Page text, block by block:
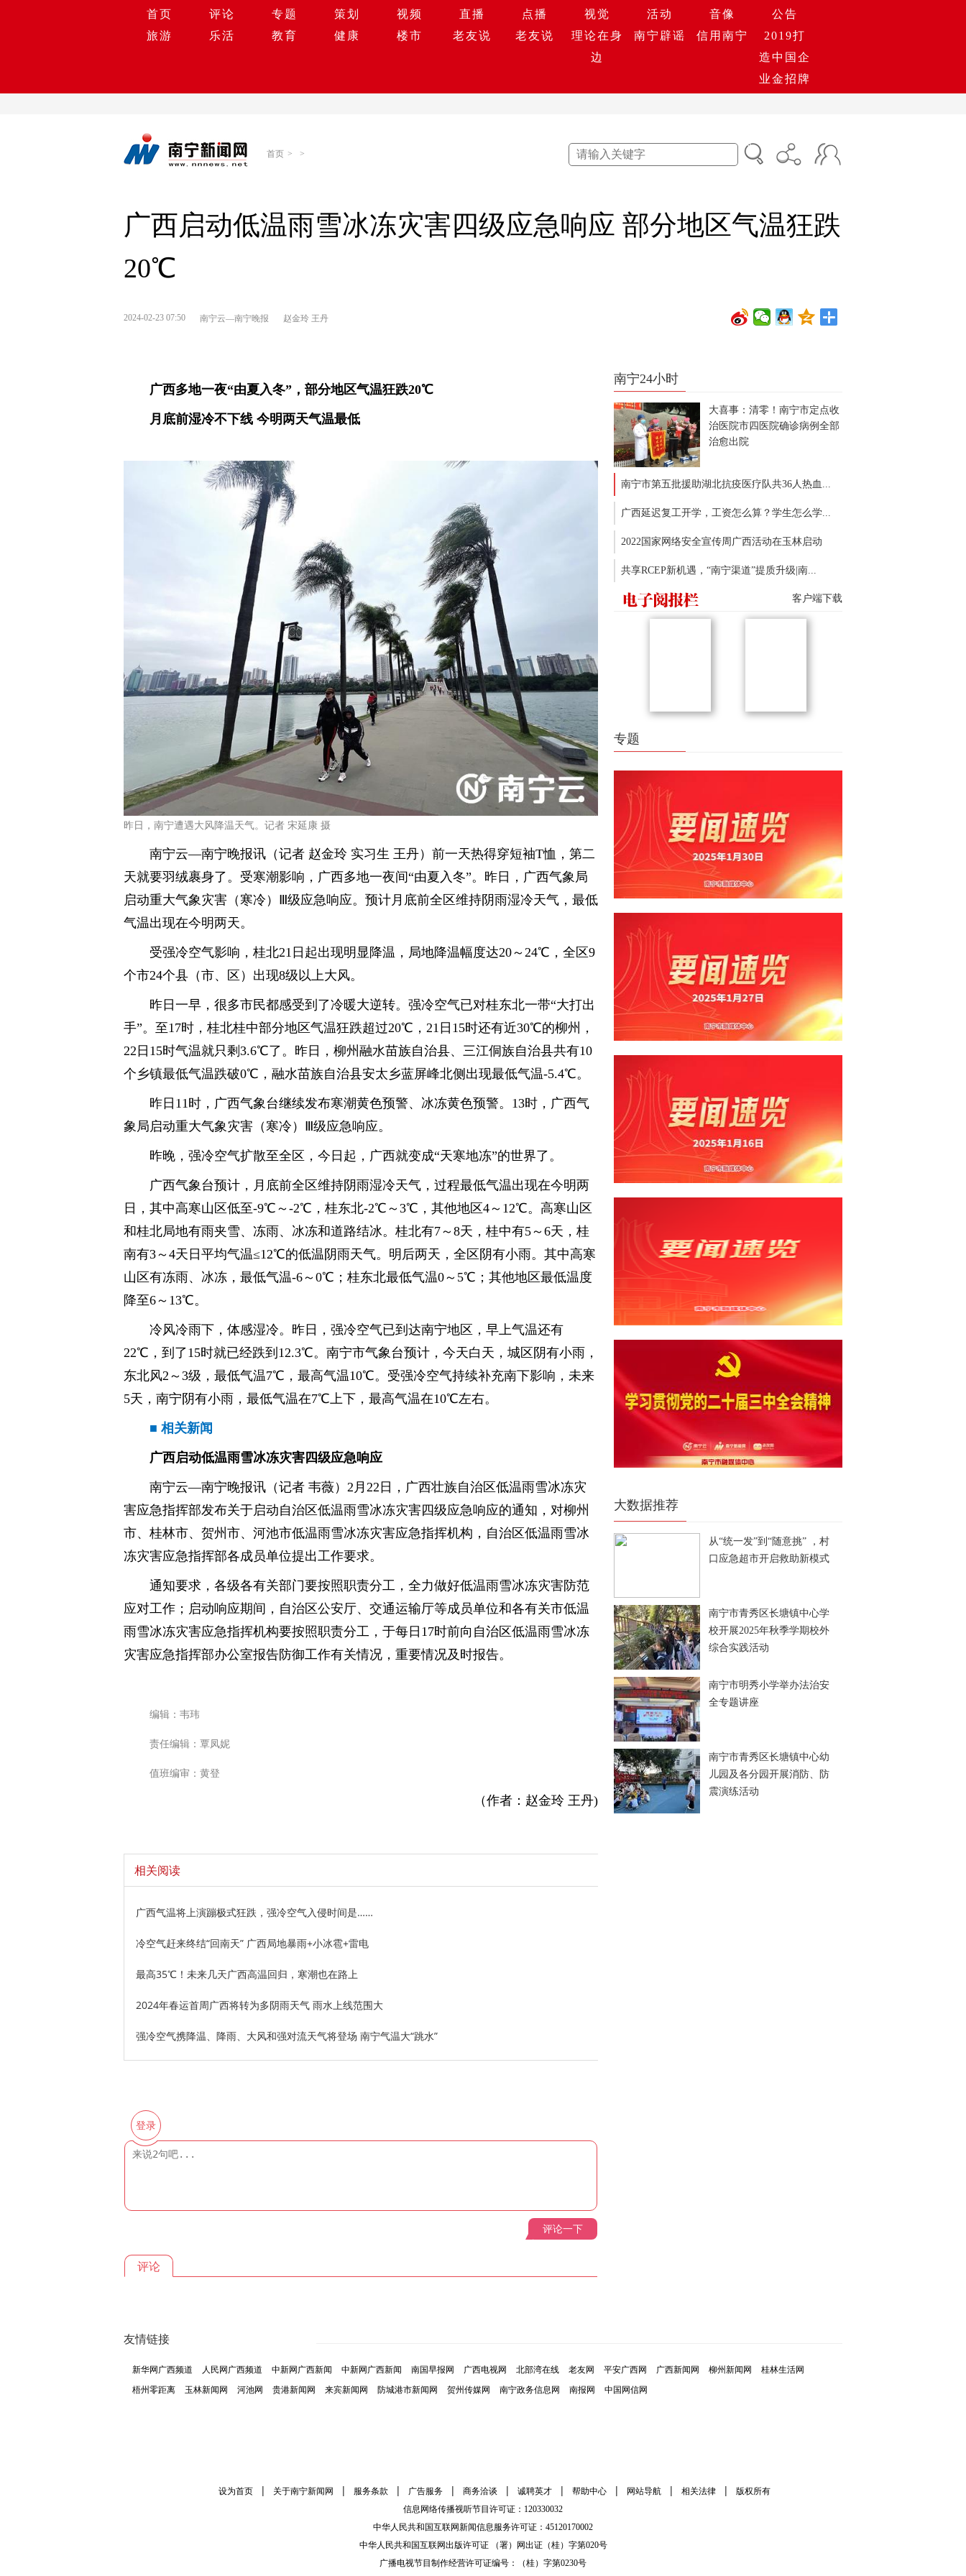
首页 评论 专题 策划 视频 直播 点播 视觉 活动 音像
公告
旅游
乐活 教育 健康 楼市 老友说 老友说
理论在身
边
南宁辟谣 信用南宁
2019打
造中国企
业金招牌
首页 > >
广西启动低温雨雪冰冻灾害四级应急响应 部分地区气温狂跌
20℃
2024-02-23 07:50 南宁云—南宁晚报 赵金玲 王丹
广西多地一夜“由夏入冬”，部分地区气温狂跌20℃
月底前湿冷不下线 今明两天气温最低
昨日，南宁遭遇大风降温天气。记者 宋延康 摄
南宁云—南宁晚报讯（记者 赵金玲 实习生 王丹）前一天热得穿短袖T恤，第二
天就要羽绒裹身了。受寒潮影响，广西多地一夜间“由夏入冬”。昨日，广西气象局
启动重大气象灾害（寒冷）Ⅲ级应急响应。预计月底前全区维持阴雨湿冷天气，最低
气温出现在今明两天。
受强冷空气影响，桂北21日起出现明显降温，局地降温幅度达20～24℃，全区9
个市24个县（市、区）出现8级以上大风。
昨日一早，很多市民都感受到了冷暖大逆转。强冷空气已对桂东北一带“大打出
手”。至17时，桂北桂中部分地区气温狂跌超过20℃，21日15时还有近30℃的柳州，
22日15时气温就只剩3.6℃了。昨日，柳州融水苗族自治县、三江侗族自治县共有10
个乡镇最低气温跌破0℃，融水苗族自治县安太乡蓝屏峰北侧出现最低气温-5.4℃。
昨日11时，广西气象台继续发布寒潮黄色预警、冰冻黄色预警。13时，广西气
象局启动重大气象灾害（寒冷）Ⅲ级应急响应。
昨晚，强冷空气扩散至全区，今日起，广西就变成“天寒地冻”的世界了。
广西气象台预计，月底前全区维持阴雨湿冷天气，过程最低气温出现在今明两
日，其中高寒山区低至-9℃～-2℃，桂东北-2℃～3℃，其他地区4～12℃。高寒山区
和桂北局地有雨夹雪、冻雨、冰冻和道路结冰。桂北有7～8天，桂中有5～6天，桂
南有3～4天日平均气温≤12℃的低温阴雨天气。明后两天，全区阴有小雨。其中高寒
山区有冻雨、冰冻，最低气温-6～0℃；桂东北最低气温0～5℃；其他地区最低温度
降至6～13℃。
冷风冷雨下，体感湿冷。昨日，强冷空气已到达南宁地区，早上气温还有
22℃，到了15时就已经跌到12.3℃。南宁市气象台预计，今天白天，城区阴有小雨，
东北风2～3级，最低气温7℃，最高气温10℃。受强冷空气持续补充南下影响，未来
5天，南宁阴有小雨，最低气温在7℃上下，最高气温在10℃左右。
■ 相关新闻
广西启动低温雨雪冰冻灾害四级应急响应
南宁云—南宁晚报讯（记者 韦薇）2月22日，广西壮族自治区低温雨雪冰冻灾
害应急指挥部发布关于启动自治区低温雨雪冰冻灾害四级应急响应的通知，对柳州
市、桂林市、贺州市、河池市低温雨雪冰冻灾害应急指挥机构，自治区低温雨雪冰
冻灾害应急指挥部各成员单位提出工作要求。
通知要求，各级各有关部门要按照职责分工，全力做好低温雨雪冰冻灾害防范
应对工作；启动响应期间，自治区公安厅、交通运输厅等成员单位和各有关市低温
雨雪冰冻灾害应急指挥机构要按照职责分工，于每日17时前向自治区低温雨雪冰冻
灾害应急指挥部办公室报告防御工作有关情况，重要情况及时报告。
编辑：韦玮
责任编辑：覃凤妮
值班编审：黄登
（作者：赵金玲 王丹)
相关阅读
广西气温将上演蹦极式狂跌，强冷空气入侵时间是……
冷空气赶来终结“回南天” 广西局地暴雨+小冰雹+雷电
最高35℃！未来几天广西高温回归，寒潮也在路上
2024年春运首周广西将转为多阴雨天气 雨水上线范围大
强冷空气携降温、降雨、大风和强对流天气将登场 南宁气温大“跳水”
登录
评论一下
评论
南宁24小时
大喜事：清零！南宁市定点收
治医院市四医院确诊病例全部
治愈出院
南宁市第五批援助湖北抗疫医疗队共36人热血...
广西延迟复工开学，工资怎么算？学生怎么学...
2022国家网络安全宣传周广西活动在玉林启动
共享RCEP新机遇，“南宁渠道”提质升级|南...
客户端下载
专题
大数据推荐
从“统一发”到“随意挑” ，村
口应急超市开启救助新模式
南宁市青秀区长塘镇中心学
校开展2025年秋季学期校外
综合实践活动
南宁市明秀小学举办法治安
全专题讲座
南宁市青秀区长塘镇中心幼
儿园及各分园开展消防、防
震演练活动
友情链接
新华网广西频道 人民网广西频道 中新网广西新闻 中新网广西新闻 南国早报网 广西电视网 北部湾在线 老友网 平安广西网 广西新闻网 柳州新闻网
桂林生活网
梧州零距离
玉林新闻网 河池网 贵港新闻网 来宾新闻网 防城港市新闻网 贺州传媒网 南宁政务信息网 南报网 中国网信网
设为首页 | 关于南宁新闻网 | 服务条款 | 广告服务 | 商务洽谈 | 诚聘英才 | 帮助中心 | 网站导航 | 相关法律 |
版权所有
信息网络传播视听节目许可证：120330032
中华人民共和国互联网新闻信息服务许可证：45120170002
中华人民共和国互联网出版许可证 （署）网出证（桂）字第020号
广播电视节目制作经营许可证编号：（桂）字第0230号